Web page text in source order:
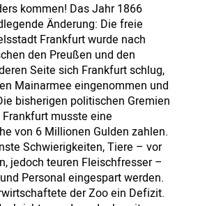
kommen! Das Jahr 1866
Änderung: Die freie
Frankfurt wurde nach
den Preußen und den
Seite sich Frankfurt schlug,
Mainarmee eingenommen und
bisherigen politischen Gremien
musste eine
von 6 Millionen Gulden zahlen.
Schwierigkeiten, Tiere – vor
jedoch teuren Fleischfresser –
Personal eingespart werden.
der Zoo ein Defizit.